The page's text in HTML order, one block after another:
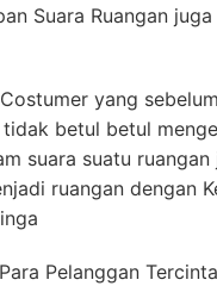
Suara Ruangan
yang
betul betul
suara suatu
ruangan dengan
Pelanggan